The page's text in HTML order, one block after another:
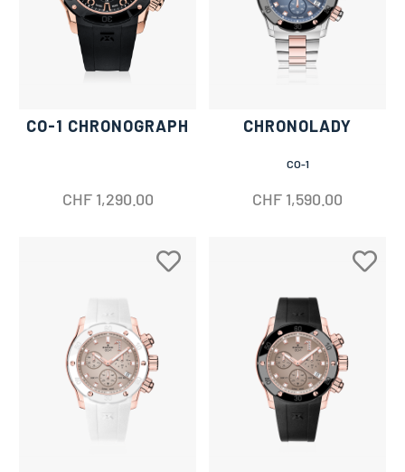
CO-1 CHRONOGRAPH
CHF1,290.00
CHRONOLADY
CO-1
CHF 1,590.00